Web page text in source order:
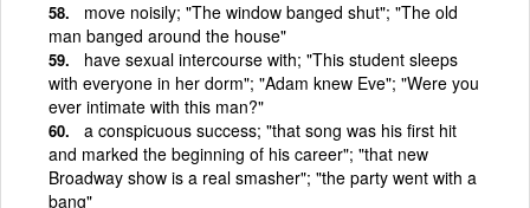
move noisily; "The window banged shut"; "The old
man banged around the house"
have sexual intercourse with; "This student sleeps
with everyone in her dorm"; "Adam knew Eve"; "Were you
ever intimate with this man?"
a conspicuous success; "that song was his first hit
and marked the beginning of his career"; "that new
Broadway show is a real smasher"; "the party went with a
bang"